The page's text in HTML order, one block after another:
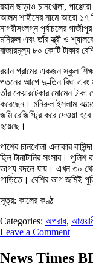
রয়ান ছাড়াও চানখোলা,
আলম শাহীনের নামে আরো ১৭
নাগরীসংলগ্ন পূর্বাচলের
মনিরুল এবং তাঁর স্ত্রী ও
বাজারমূল্য ৮০ কোটি টাকার
রয়ান গ্রামের একজন স্কুল
পতনের আগে দু-তিন বিঘা এবং
তাঁর কেয়ারটেকার মোমেন
করেছেন। মনিরুল ইসলাম
জমি রেজিস্ট্রি করে দেওয়া
হয়েছে।
পাশের চানখোলা এলাকার
ছিল টানাটানির সংসার। পুলিশ
ভাগ্য বদলে যায়। এখন ৩০
গাড়িতে। বেশির ভাগ জমিই
সূত্র: কালের কণ্ঠ
Categories: অপরাধ,
Leave a Comment
News Times